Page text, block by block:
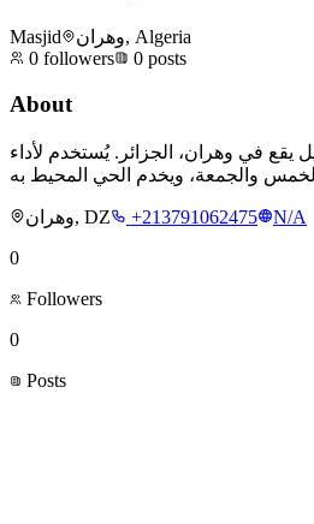
Masjid
وهران, Algeria
0 followers 0 posts
About
في وهران، الجزائر. يُستخدم لأداء
وهران, DZ +213791062475
N/A
0
Followers
0
Posts